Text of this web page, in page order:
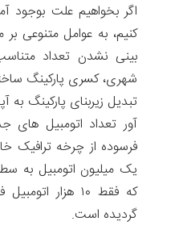
اگر بخواهیم علت بوجود
کنیم، به عوامل متنوعی
بینی نشدن تعداد
شهری، کسری پارکینگ
تبدیل زیربنای پارکینگ به
آور تعداد اتومبیل های
فرسوده از چرخه ترافیک
یک میلیون اتومبیل به
که فقط ۱۰ هزار
گردیده است.